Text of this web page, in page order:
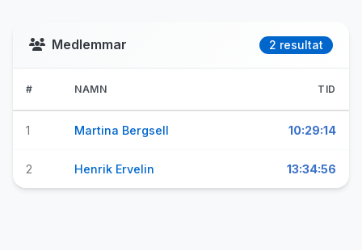
Medlemmar 2 resultat
# NAMN TID
1 Martina Bergsell 10:29:14
2 Henrik Ervelin 13:34:56